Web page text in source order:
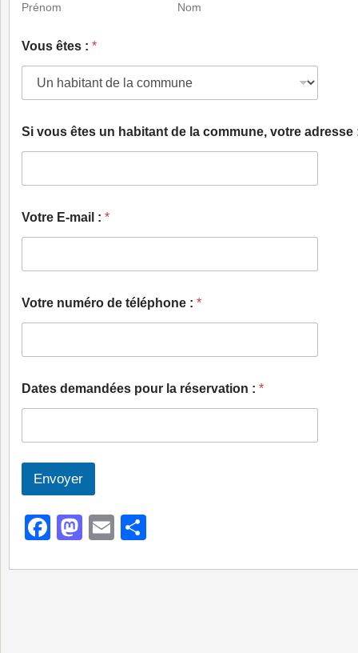
Prénom Nom
Vous êtes : *
Si vous êtes un habitant de la commune, votre adresse
Votre E-mail : *
Votre numéro de téléphone : *
Dates demandées pour la réservation : *
Envoyer
Facebook
Mastodon
Email